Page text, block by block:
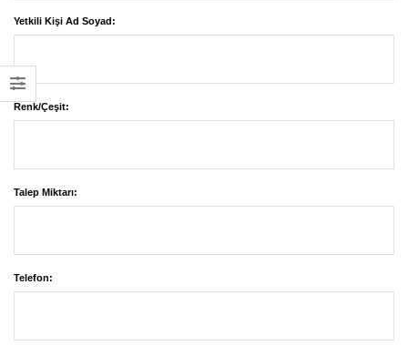
Yetkili Kişi Ad Soyad:
Renk/Çeşit:
Talep Miktarı:
Telefon: